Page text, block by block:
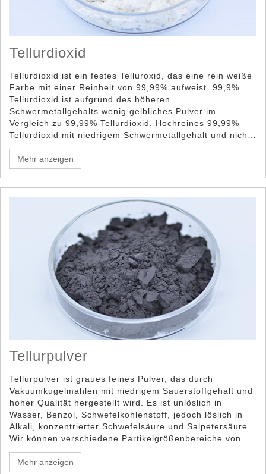
Tellurdioxid
Tellurdioxid ist ein festes Telluroxid, das eine rein weiße
Farbe mit einer Reinheit von 99,99% aufweist. 99,9%
Tellurdioxid ist aufgrund des höheren
Schwermetallgehalts wenig gelbliches Pulver im
Vergleich zu 99,99% Tellurdioxid. Hochreines 99,99%
Tellurdioxid mit niedrigem Schwermetallgehalt und nicht
vorhandenen Säureionen, so dass es keine Metalle
angreift und die Haltbarkeit des Produkts erhöhen kann.
Mehr anzeigen
Tellurpulver
Tellurpulver ist graues feines Pulver, das durch
Vakuumkugelmahlen mit niedrigem Sauerstoffgehalt und
hoher Qualität hergestellt wird. Es ist unlöslich in
Wasser, Benzol, Schwefelkohlenstoff, jedoch löslich in
Alkali, konzentrierter Schwefelsäure und Salpetersäure.
Wir können verschiedene Partikelgrößenbereiche von 60
mesh bis 100, 200 325 500mesh anbieten.
Mehr anzeigen